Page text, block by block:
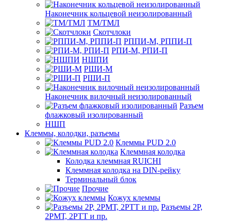
Наконечник кольцевой неизолированный
ТМ/ТМЛ
Скотчлоки
РППИ-М, РППИ-П
РПИ-М, РПИ-П
НШПИ
РШИ-М
РШИ-П
Наконечник вилочный неизолированный
Разъем
флажковый изолированный
НШП
Клеммы, колодки, разъемы
Клеммы PUD 2.0
Клеммная колодка
Колодка клеммная RUICHI
Клеммная колодка на DIN-рейку
Терминальный блок
Прочие
Кожух клеммы
Разъемы 2Р,
2РМТ, 2РТТ и пр.